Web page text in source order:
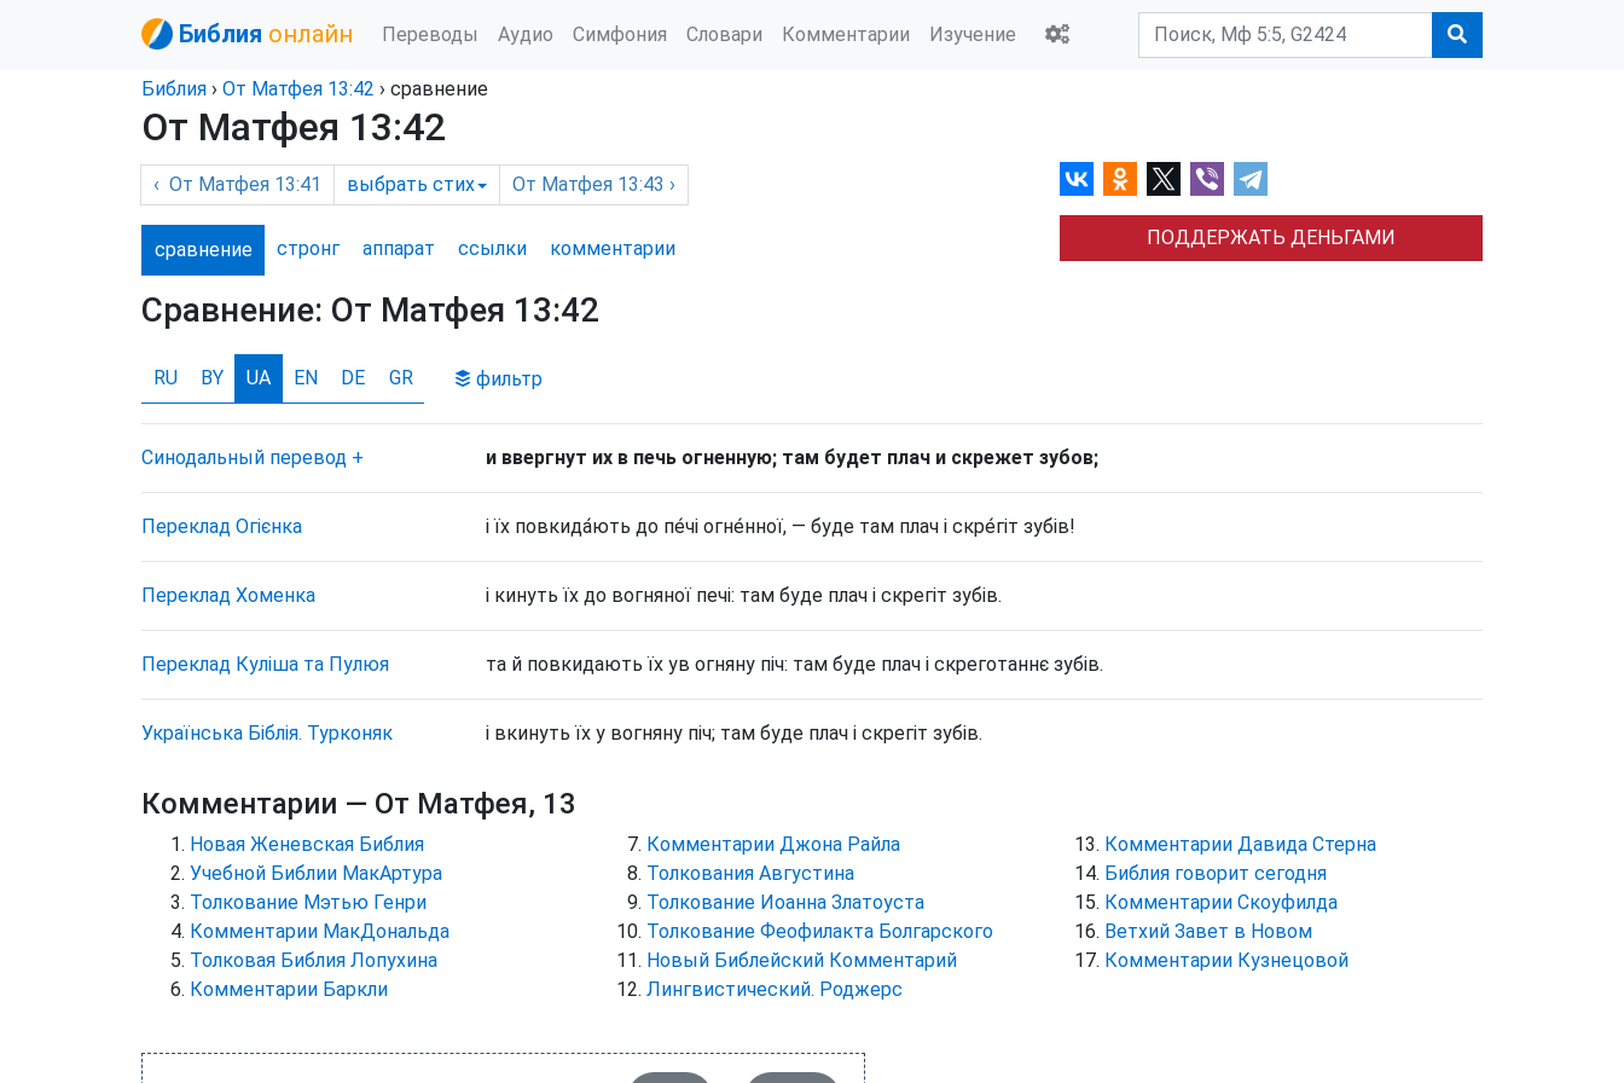
Библия онлайн Переводы Аудио Симфония Словари Комментарии Изучение
Библия › От Матфея 13:42 › сравнение
От Матфея 13:42
‹ От Матфея 13:41 выбрать стих От Матфея 13:43 ›
сравнение стронг аппарат ссылки комментарии ПОДДЕРЖАТЬ ДЕНЬГАМИ
Сравнение: От Матфея 13:42
RU BY UA EN DE GR фильтр
Синодальный перевод + и ввергнут их в печь огненную; там будет плач и скрежет зубов;
Переклад Огієнка і їх повкида́ють до пе́чі огне́нної, — буде там плач і скре́гіт зубів!
Переклад Хоменка і кинуть їх до вогняної печі: там буде плач і скрегіт зубів.
Переклад Куліша та Пулюя та й повкидають їх ув огняну піч: там буде плач і скреготаннє зубів.
Українська Біблія. Турконяк і вкинуть їх у вогняну піч; там буде плач і скрегіт зубів.
Комментарии — От Матфея, 13
Новая Женевская Библия
Учебной Библии МакАртура
Толкование Мэтью Генри
Комментарии МакДональда
Толковая Библия Лопухина
Комментарии Баркли
Комментарии Джона Райла
Толкования Августина
Толкование Иоанна Златоуста
Толкование Феофилакта Болгарского
Новый Библейский Комментарий
Лингвистический. Роджерс
Комментарии Давида Стерна
Библия говорит сегодня
Комментарии Скоуфилда
Ветхий Завет в Новом
Комментарии Кузнецовой